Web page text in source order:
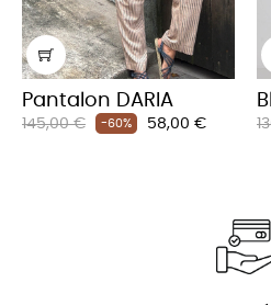
Pantalon DARIA
Prix
145,00 € -60% Prix
58,00 €
‹